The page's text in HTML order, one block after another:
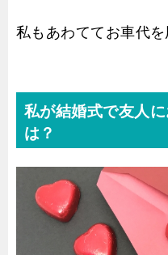
私もあわててお車代を
私が結婚式で友人
は？